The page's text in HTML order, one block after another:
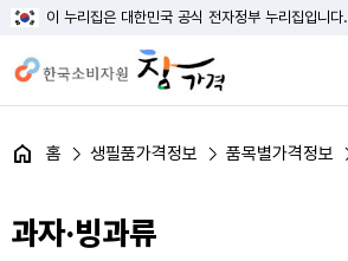
이 누리집은 대한민국 공식 전자정부 누리집입니다.
홈 생필품가격정보 품목별가격정보
과자·빙과류